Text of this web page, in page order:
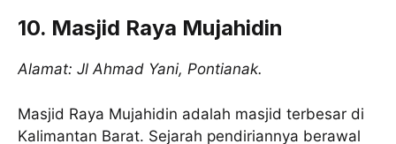
10. Masjid Raya Mujahidin
Alamat: Jl Ahmad Yani, Pontianak.
Masjid Raya Mujahidin adalah masjid terbesar di
Kalimantan Barat. Sejarah pendiriannya berawal